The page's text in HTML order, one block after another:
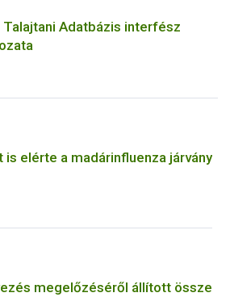
Adatbázis interfész
is elérte a madárinfluenza járvány
megelőzéséről állított össze